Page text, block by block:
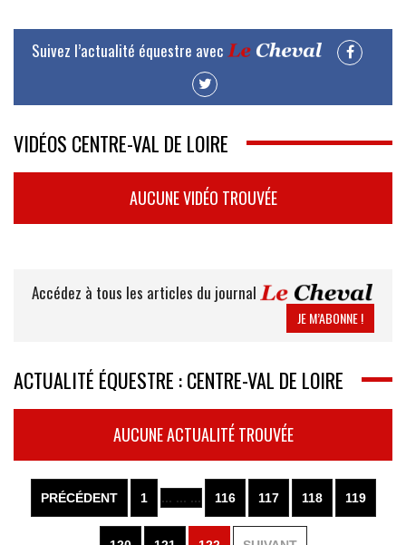
Suivez l’actualité équestre avec
VIDÉOS CENTRE-VAL DE LOIRE
AUCUNE VIDÉO TROUVÉE
Accédez à tous les articles du journal
JE M’ABONNE !
ACTUALITÉ ÉQUESTRE : CENTRE-VAL DE LOIRE
AUCUNE ACTUALITÉ TROUVÉE
PRÉCÉDENT 1 ... ... ... 116 117 118 119